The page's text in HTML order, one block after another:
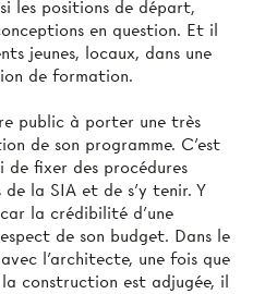
les positions de départ,
en question. Et il
jeunes, locaux, dans une
de formation.
public à porter une très
de son programme. C’est
de fixer des procédures
la SIA et de s’y tenir. Y
la crédibilité d’une
de son budget. Dans le
l’architecte, une fois que
construction est adjugée, il